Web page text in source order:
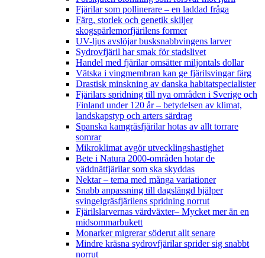
Fjärilar som pollinerare – en laddad fråga
Färg, storlek och genetik skiljer
skogspärlemorfjärilens former
UV-ljus avslöjar busksnabbvingens larver
Sydrovfjäril har smak för stadslivet
Handel med fjärilar omsätter miljontals dollar
Vätska i vingmembran kan ge fjärilsvingar färg
Drastisk minskning av danska habitatspecialister
Fjärilars spridning till nya områden i Sverige och
Finland under 120 år– betydelsen av klimat,
landskapstyp och arters särdrag
Spanska kamgräsfjärilar hotas av allt torrare
somrar
Mikroklimat avgör utvecklingshastighet
Bete i Natura 2000-områden hotar de
väddnätfjärilar som ska skyddas
Nektar – tema med många variationer
Snabb anpassning till dagslängd hjälper
svingelgräsfjärilens spridning norrut
Fjärilslarvernas värdväxter– Mycket mer än en
midsommarbukett
Monarker migrerar söderut allt senare
Mindre kräsna sydrovfjärilar sprider sig snabbt
norrut